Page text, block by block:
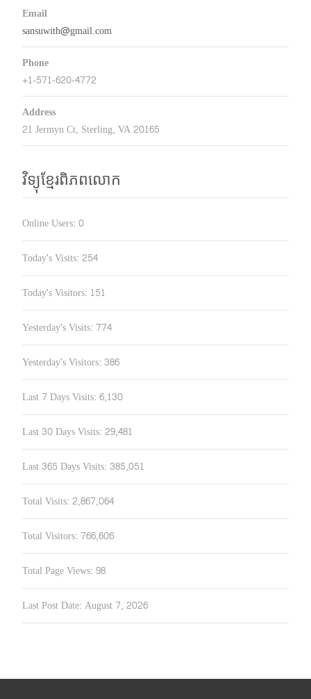
Email
sansuwith@gmail.com
Phone
+1-571-620-4772
Address
21 Jermyn Ct, Sterling, VA 20165
វិទ្យុខ្មែរពិភពលោក
Online Users: 0
Today's Visits: 254
Today's Visitors: 151
Yesterday's Visits: 774
Yesterday's Visitors: 386
Last 7 Days Visits: 6,130
Last 30 Days Visits: 29,481
Last 365 Days Visits: 385,051
Total Visits: 2,867,064
Total Visitors: 766,606
Total Page Views: 98
Last Post Date: August 7, 2026